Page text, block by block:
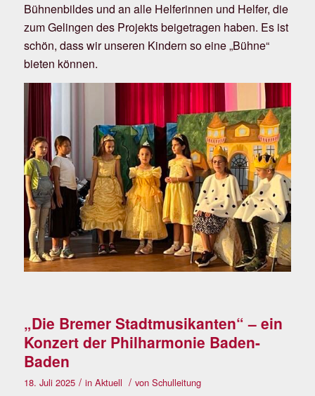
Bühnenbildes und an alle Helferinnen und Helfer, die
zum Gelingen des Projekts beigetragen haben. Es ist
schön, dass wir unseren Kindern so eine „Bühne“
bieten können.
„Die Bremer Stadtmusikanten“ – ein
Konzert der Philharmonie Baden-
Baden
18. Juli 2025 / in Aktuell / von Schulleitung